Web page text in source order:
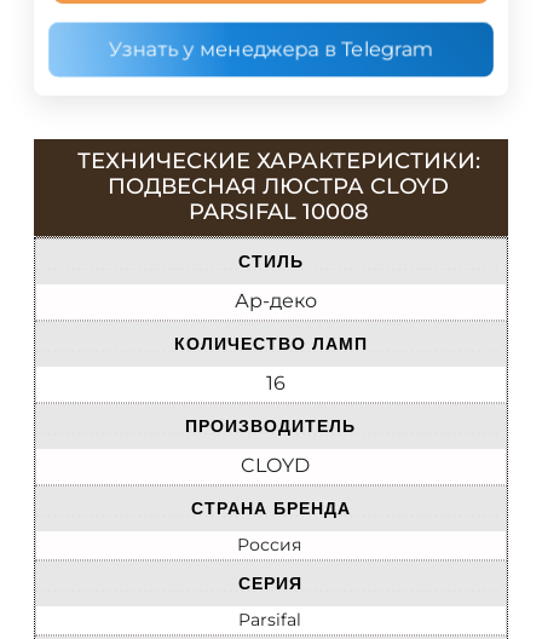
Узнать у менеджера в Telegram
ТЕХНИЧЕСКИЕ ХАРАКТЕРИСТИКИ:
ПОДВЕСНАЯ ЛЮСТРА CLOYD
PARSIFAL 10008
СТИЛЬ
Ар-деко
КОЛИЧЕСТВО ЛАМП
16
ПРОИЗВОДИТЕЛЬ
CLOYD
СТРАНА БРЕНДА
Россия
СЕРИЯ
Parsifal